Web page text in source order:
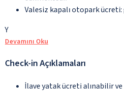
Valesiz kapalı otopark ücreti:
Y
Devamını Oku
Check-in Açıklamaları
İlave yatak ücreti alınabilir